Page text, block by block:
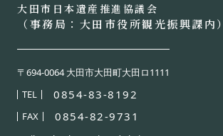
大田市日本遺産推進協議会
（事務局：大田市役所観光振興課内）
〒694-0064 大田市大田町大田ロ1111
TEL
0854-83-8192
FAX 0854-82-9731